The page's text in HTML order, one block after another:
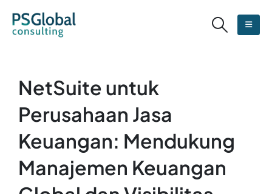
NetSuite untuk
Perusahaan Jasa
Keuangan: Mendukung
Manajemen Keuangan